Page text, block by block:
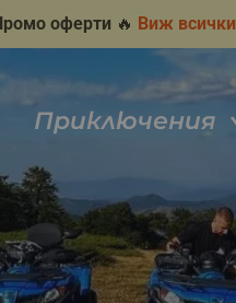
оферти 🔥 Виж всички
Приключения